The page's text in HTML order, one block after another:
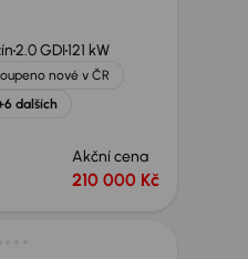
2.0 GDI121 kW
nové v ČR
dalších
Akční cena
210 000 Kč